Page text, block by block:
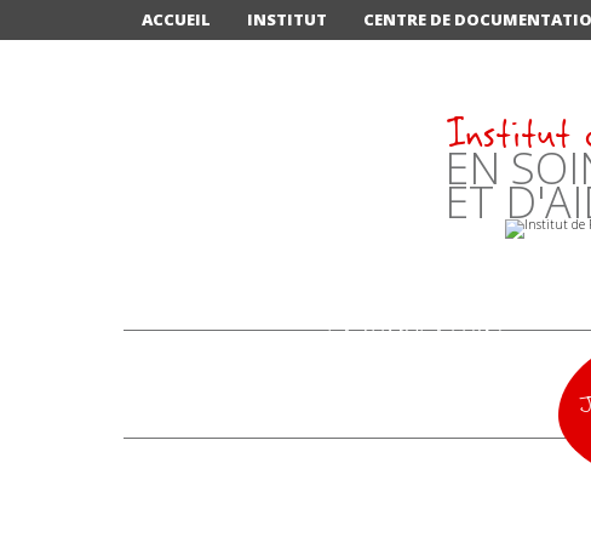
ACCUEIL INSTITUT CENTRE DE
Institut
EN
ET
LA SIMULATION: